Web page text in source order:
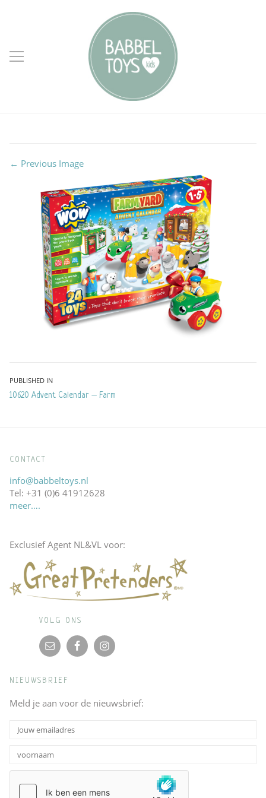
← Previous Image
Bericht
navigatie
PUBLISHED IN
10620 Advent Calendar – Farm
CONTACT
info@babbeltoys.nl
Tel: +31 (0)6 41912628
meer….
Exclusief Agent NL&VL voor:
VOLG ONS
NIEUWSBRIEF
Meld je aan voor de nieuwsbrief: